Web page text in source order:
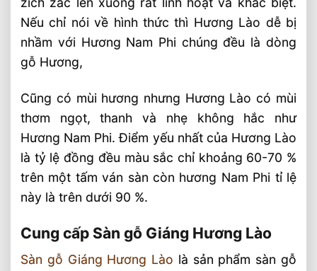
Nếu chỉ nói về hình thức thì Hương Lào dễ bị
nhầm với Hương Nam Phi chúng đều là dòng
gỗ Hương,
Cũng có mùi hương nhưng Hương Lào có mùi
thơm ngọt, thanh và nhẹ không hắc như
Hương Nam Phi. Điểm yếu nhất của Hương Lào
là tỷ lệ đồng đều màu sắc chỉ khoảng 60-70 %
trên một tấm ván sàn còn hương Nam Phi tỉ lệ
này là trên dưới 90 %.
Cung cấp Sàn gỗ Giáng Hương Lào
Sàn gỗ Giáng Hương Lào là sản phẩm sàn gỗ